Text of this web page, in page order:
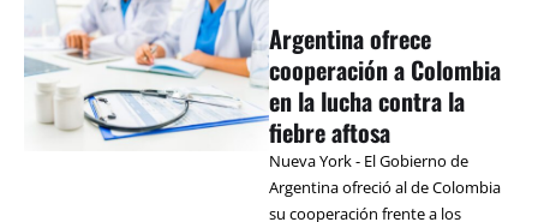
Argentina ofrece
cooperación a Colombia
en la lucha contra la
fiebre aftosa
Nueva York - El Gobierno de
Argentina ofreció al de Colombia
su cooperación frente a los